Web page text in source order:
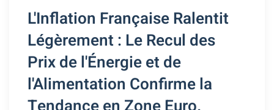
L'Inflation Française Ralentit
Légèrement : Le Recul des
Prix de l'Énergie et de
l'Alimentation Confirme la